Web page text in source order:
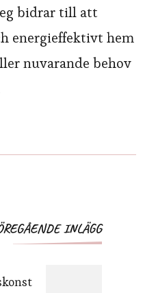
bidrar till att
energieffektivt hem
nuvarande behov
Inläggsnavigering
INLÄGG